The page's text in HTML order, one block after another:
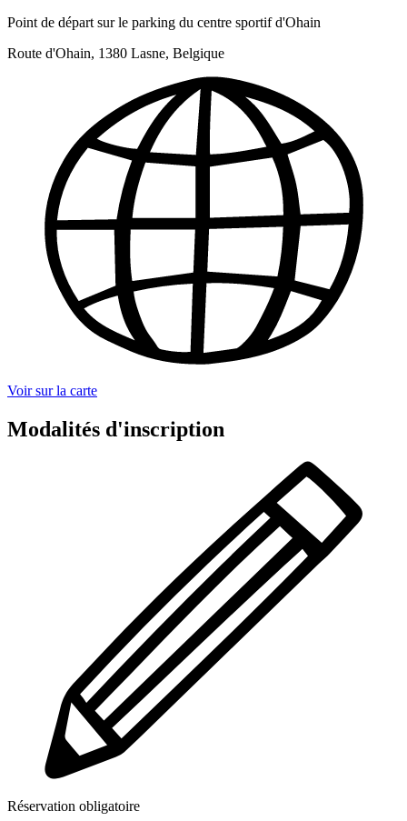
Point de départ sur le parking du centre sportif d'Ohain
Route d'Ohain, 1380 Lasne, Belgique
Voir sur la carte
Modalités d'inscription
Réservation obligatoire